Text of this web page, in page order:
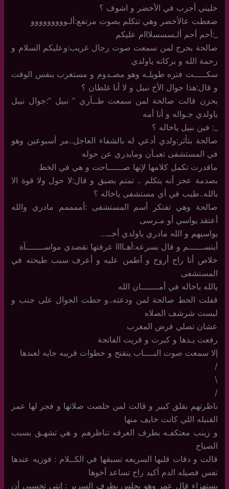
خليني أجرب في الأخضر و اشوف ؟
ضغطت عالأخضر وهي تتكلم بصوت مرتفع:ألـووووووووو
_:أحم أحم ألـسسسلااام عليكم
صالحة بحرج لمن سمعت صوت رجال غريب:وعليكم السلام و
رحمة الله و بركاته ياولدي
سكـــــت فتره طويلـه وهو مصـدوم و مستغرب بنفس الوقت
و قال:هذا جوال الأخ نبيل و لا أنا غلطان ؟
بحزن قالت صالحة لمن سمعت طــآري ” نبيل “:جوال نبيل
ياولدي جـواله و أنا أمه
_: فين نبيل ياخاله ؟
صالحة بتأثر:ولدي أدعي له بالشفاء العاجل..مر أسبوعين وهو
في المستشفى تعبـآن ومايدري عن حوله
ماقدرت تكمل كلامها لإنها صــــــاحت و هي في الخط
بصدمة عجز أنه يتكلم .. تمتم بضيق و قال:لا حول ولا قوة الا
بالله..طيب في أي مستشفى ياخاله ؟
صالحة وهي تفتكر أسم المستشفى :أممممم مادري والله
أعتقد يواسي أو مـرسى
يواسيهم و الله مادري ياولدي أخــ…
أبتســــــم و قال بسرعه:أهـاااا عرفتها تقصدي مواســـــــآة
خلاص أنا راح أروح و أطمن عليه و أعرف سبب طيحته في
المستشفى
يالله ياخاله في أمـــــــان الله
قفلت الخط صالحة لمن ودعته..و حطت الجوال على جنب و
لبست شرشف الصلاه
عشان تصلي فرض المغرب
رفعت يـدها و كبرت و قريت الفاتحة
إلا سمعت صوت البــــاب ينفتح و خطوات قريبه جايه لعندها
/
\
/
ناظرتهم بقلق كبير و قالت لمن خلصت صلاتها و فجر لها عمر
القنبله اللي كانت خايف منها
و زينب معتكفـه بطرف الغرفه تناظرهم و هي تشهـق بسبب
الصياح
قالت و دقات قلبها السريعه تسبقها في الكــلام : فوزيه عندها
نفس فصيله الدم أكيد راح تساعد أخوها
بستهزاء قال عمر وهو يجلس بطرف السرير : إنتي تحسبي أن